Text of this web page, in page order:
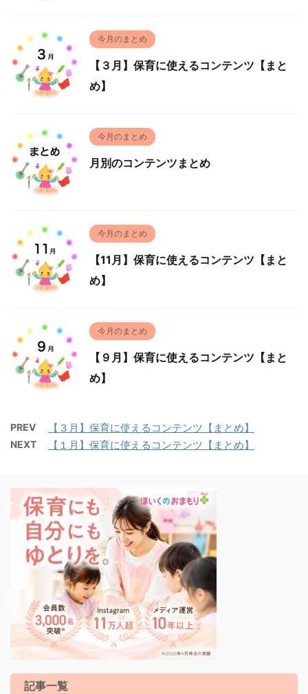
今月のまとめ
【３月】保育に使えるコンテンツ【まと
め】
今月のまとめ
月別のコンテンツまとめ
今月のまとめ
【11月】保育に使えるコンテンツ【まと
め】
今月のまとめ
【９月】保育に使えるコンテンツ【まと
め】
PREV 【３月】保育に使えるコンテンツ【まとめ】
NEXT 【１月】保育に使えるコンテンツ【まとめ】
記事一覧